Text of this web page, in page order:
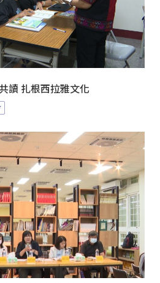
讀 扎根西拉雅文化